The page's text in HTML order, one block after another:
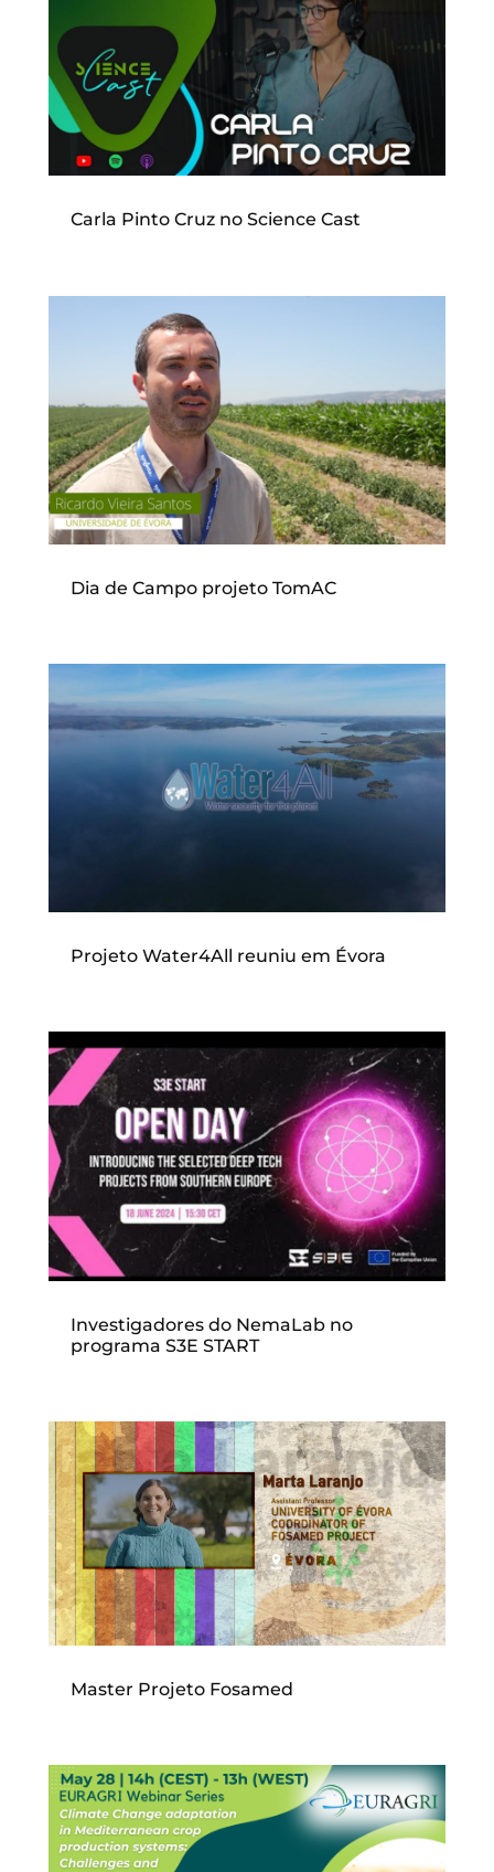
Carla Pinto Cruz no Science Cast
Dia de Campo projeto TomAC
Projeto Water4All reuniu em Évora
Investigadores do NemaLab no
programa S3E START
Master Projeto Fosamed